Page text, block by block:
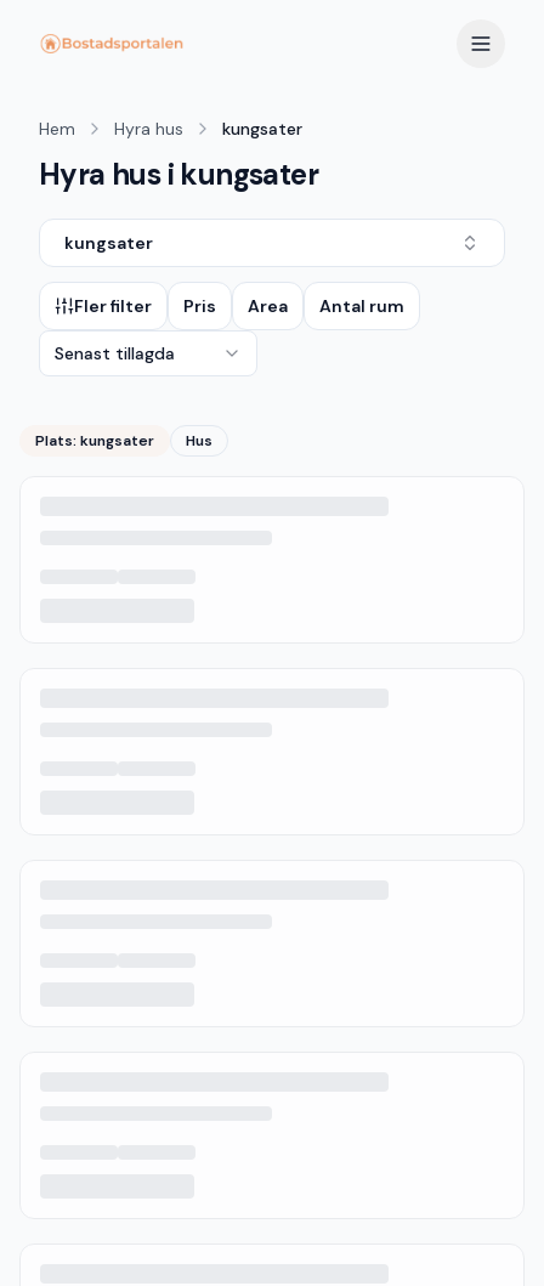
Hem Hyra hus kungsater
Hyra hus i kungsater
kungsater
Fler filter Pris Area Antal rum
Senast tillagda
Plats: kungsater Hus